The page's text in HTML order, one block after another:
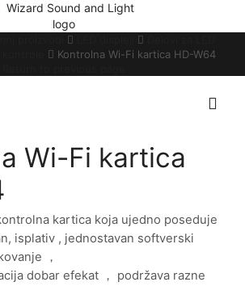
Kontrolna Wi-Fi kartica HD-W64
Wi-Fi kartica
kartica koja ujedno poseduje
isplativ , jednostavan softverski
，
dobar efekat ， podržava razne